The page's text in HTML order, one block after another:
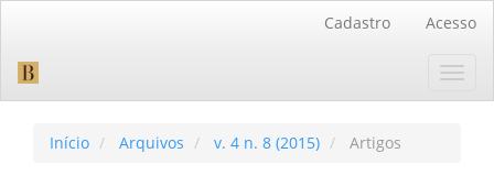
Barra
Cadastro Acesso
Início Arquivos v. 4 n. 8 (2015) Artigos